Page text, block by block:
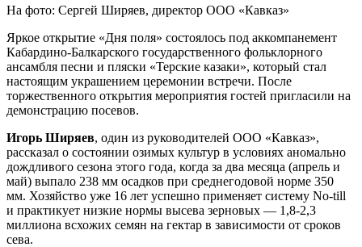
На фото: Сергей Ширяев, директор ООО «Кавказ»
Яркое открытие «Дня поля» состоялось под аккомпанемент
Кабардино-Балкарского государственного фольклорного
ансамбля песни и пляски «Терские казаки», который стал
настоящим украшением церемонии встречи. После
торжественного открытия мероприятия гостей пригласили на
демонстрацию посевов.
Игорь Ширяев, один из руководителей ООО «Кавказ»,
рассказал о состоянии озимых культур в условиях аномально
дождливого сезона этого года, когда за два месяца (апрель и
май) выпало 238 мм осадков при среднегодовой норме 350
мм. Хозяйство уже 16 лет успешно применяет систему No-till
и практикует низкие нормы высева зерновых — 1,8-2,3
миллиона всхожих семян на гектар в зависимости от сроков
сева.